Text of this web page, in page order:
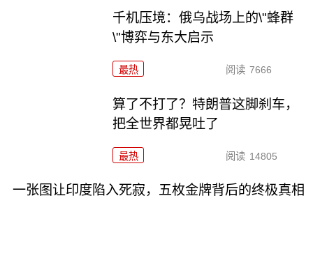
千机压境：俄乌战场上的\"蜂群
\"博弈与东大启示
最热 阅读 7666
算了不打了？特朗普这脚刹车，
把全世界都晃吐了
最热 阅读 14805
一张图让印度陷入死寂，五枚金牌背后的终极真相